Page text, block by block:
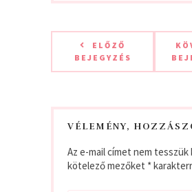
ELŐZŐ
BEJEGYZÉS
VÉLEMÉNY,
Az e-mail címet nem tesszük
kötelező mezőket *